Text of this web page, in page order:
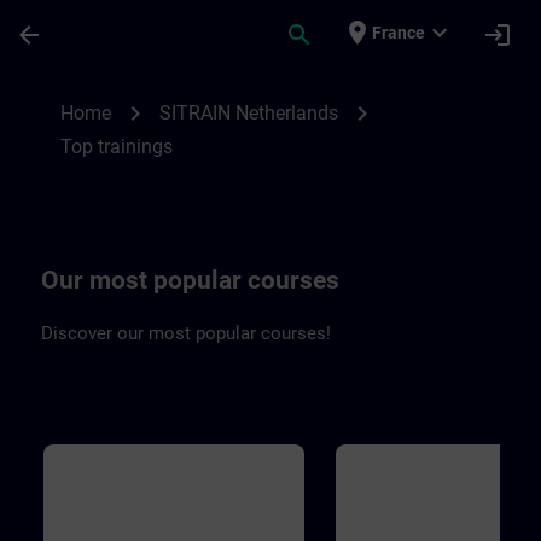
arrow_back search place France expand_more login
Home chevron_right SITRAIN Netherlands chevron_right
Top trainings
Our most popular courses
Discover our most popular courses!